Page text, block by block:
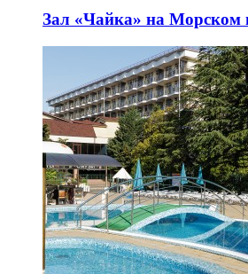
Зал «Чайка» на Морском